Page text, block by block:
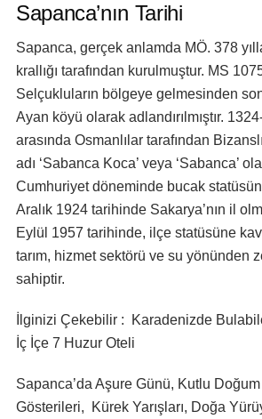
Sapanca’nın Tarihi
Sapanca, gerçek anlamda MÖ. 378
krallığı tarafından kurulmuştur. MS
Selçukluların bölgeye gelmesinden
Ayan köyü olarak adlandırılmıştır.
arasında Osmanlılar tarafından
adı ‘Sabanca Koca’ veya ‘Sabanca’
Cumhuriyet döneminde bucak
Aralık 1924 tarihinde Sakarya’nın il
Eylül 1957 tarihinde, ilçe statüsüne
tarım, hizmet sektörü ve su yönünden
sahiptir.
İlginizi Çekebilir : Karadenizde
İç İçe 7 Huzur Oteli
Sapanca’da Aşure Günü, Kutlu
Gösterileri, Kürek Yarışları, Doğa